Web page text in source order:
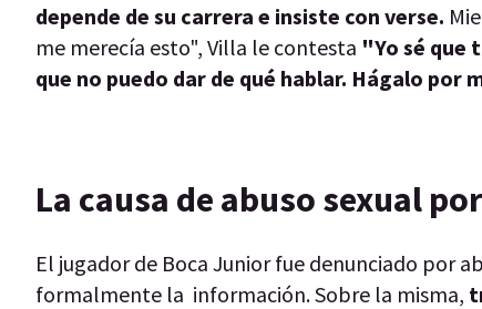
depende de su carrera e insiste con verse.
me merecía esto", Villa le contesta "Yo sé que
que no puedo dar de qué hablar. Hágalo por
La causa de abuso sexual
El jugador de Boca Junior fue denunciado por
formalmente la información. Sobre la misma,